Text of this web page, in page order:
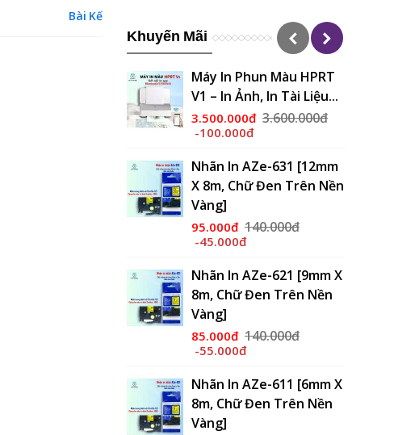
Khuyến Mãi
Máy In Phun Màu HPRT
V1 – In Ảnh, In Tài Liệu...
3.500.000đ 3.600.000đ
-100.000đ
Nhãn In AZe-631 [12mm
X 8m, Chữ Đen Trên Nền
Vàng]
95.000đ 140.000đ
-45.000đ
Nhãn In AZe-621 [9mm X
8m, Chữ Đen Trên Nền
Vàng]
85.000đ 140.000đ
-55.000đ
Nhãn In AZe-611 [6mm X
8m, Chữ Đen Trên Nền
Vàng]
Bài Kế